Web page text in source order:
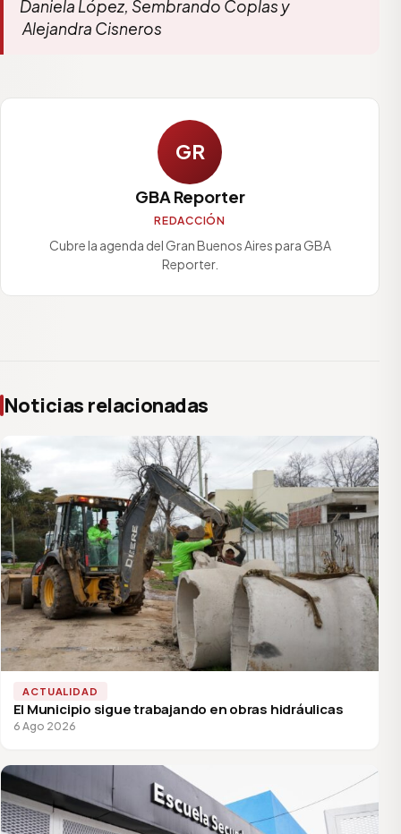
Daniela López, Sembrando Coplas y
Alejandra Cisneros
GR
GBA Reporter
REDACCIÓN
Cubre la agenda del Gran Buenos Aires para GBA
Reporter.
Noticias relacionadas
ACTUALIDAD
El Municipio sigue trabajando en obras hidráulicas
6 Ago 2026